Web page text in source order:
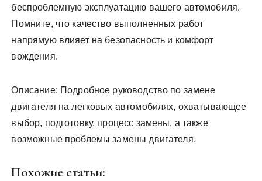
беспроблемную эксплуатацию вашего автомобиля.
Помните, что качество выполненных работ
напрямую влияет на безопасность и комфорт
вождения.
Описание: Подробное руководство по замене
двигателя на легковых автомобилях, охватывающее
выбор, подготовку, процесс замены, а также
возможные проблемы замены двигателя.
Похожие статьи: